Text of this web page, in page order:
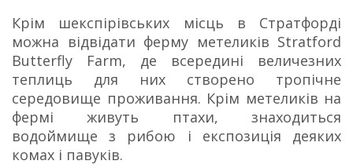
Крім шекспірівських місць в Стратфорді
можна відвідати ферму метеликів Stratford
Butterfly Farm, де всередині величезних
теплиць для них створено тропічне
середовище проживання. Крім метеликів на
фермі живуть птахи, знаходиться
водоймище з рибою і експозиція деяких
комах і павуків.